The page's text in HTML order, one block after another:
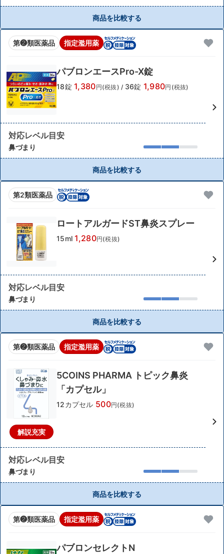
商品を比較する
第❷類医薬品 指定濫用薬
パブロンエースPro-X錠
18錠 1,380円(税抜) / 36錠 1,980円(税抜)
対応レベル目安
鼻づまり
商品を比較する
第2類医薬品
ロートアルガードST鼻炎スプレー
15ml 1,280円(税抜)
対応レベル目安
鼻づまり
商品を比較する
第❷類医薬品 指定濫用薬
解説充実
5COINS PHARMA トピック鼻炎
「カプセル」
12カプセル 500円(税抜)
対応レベル目安
鼻づまり
商品を比較する
第❷類医薬品 指定濫用薬
パブロンセレクトN